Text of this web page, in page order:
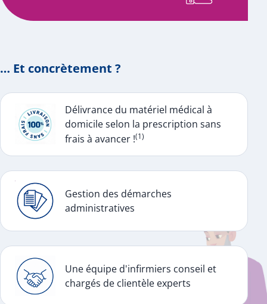
… Et concrètement ?
Délivrance du matériel médical à
domicile selon la prescription sans
frais à avancer !(1)
Gestion des démarches
administratives
Une équipe d'infirmiers conseil et
chargés de clientèle experts